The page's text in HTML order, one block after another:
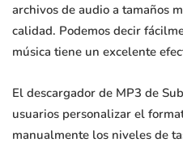
archivos de audio a tamaños
calidad. Podemos decir
música tiene un excelente
El descargador de MP3 de
usuarios personalizar el
manualmente los niveles de